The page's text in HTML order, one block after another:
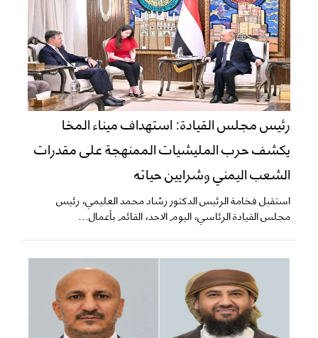
رئيس مجلس القيادة: استهداف ميناء المخا
يكشف حرب المليشيات الممنهجة على مقدرات
الشعب اليمني وشرايين حياته
استقبل فخامة الرئيس الدكتور رشاد محمد العليمي، رئيس
مجلس القيادة الرئاسي، اليوم الاحد، القائم بأعمال...